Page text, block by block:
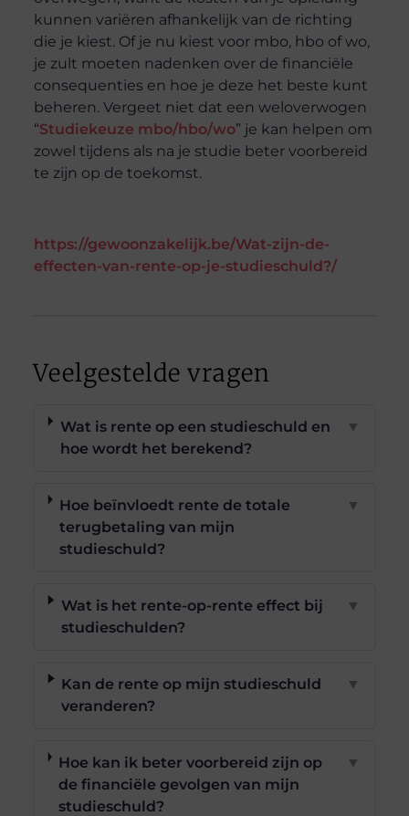
kunnen variëren afhankelijk van de richting
die je kiest. Of je nu kiest voor mbo, hbo of wo,
je zult moeten nadenken over de financiële
consequenties en hoe je deze het beste kunt
beheren. Vergeet niet dat een weloverwogen
“Studiekeuze mbo/hbo/wo” je kan helpen om
zowel tijdens als na je studie beter voorbereid
te zijn op de toekomst.
https://gewoonzakelijk.be/Wat-zijn-de-
effecten-van-rente-op-je-studieschuld?/
Veelgestelde vragen
Wat is rente op een studieschuld en
hoe wordt het berekend?
▼
Hoe beïnvloedt rente de totale
terugbetaling van mijn
studieschuld?
▼
Wat is het rente-op-rente effect bij
studieschulden?
▼
Kan de rente op mijn studieschuld
veranderen?
▼
Hoe kan ik beter voorbereid zijn op
de financiële gevolgen van mijn
studieschuld?
▼